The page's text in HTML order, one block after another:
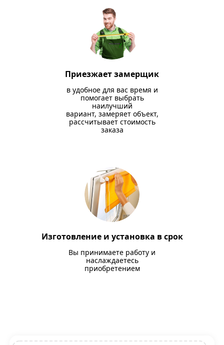
Приезжает замерщик
в удобное для вас время и
помогает выбрать
наилучший
вариант, замеряет объект,
рассчитывает стоимость
заказа
Изготовление и установка в срок
Вы принимаете работу и
наслаждаетесь
приобретением